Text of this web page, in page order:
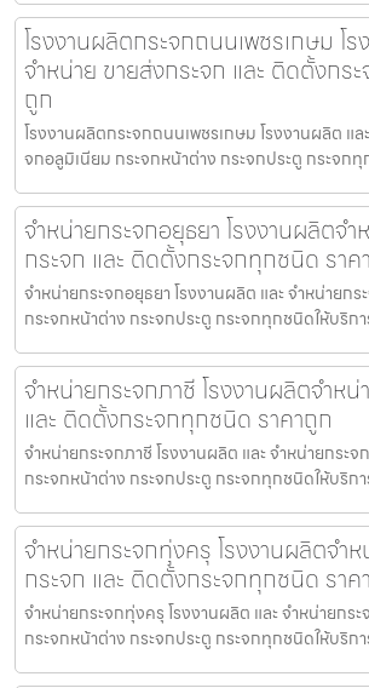
โรงงานผลิตกระจกถนนเพชรเกษม โ
จำหน่าย ขายส่งกระจก และ ติดตั้งกร
ถูก
โรงงานผลิตกระจกถนนเพชรเกษม โรงงานผลิต แล
จกอลูมิเนียม กระจกหน้าต่าง กระจกประตู กระจก
จำหน่ายกระจกอยุธยา โรงงานผลิตจ
กระจก และ ติดตั้งกระจกทุกชนิด ราค
จำหน่ายกระจกอยุธยา โรงงานผลิต และ จำหน่ายก
กระจกหน้าต่าง กระจกประตู กระจกทุกชนิดให้บริก
จำหน่ายกระจกภาชี โรงงานผลิตจำหน่
และ ติดตั้งกระจกทุกชนิด ราคาถูก
จำหน่ายกระจกภาชี โรงงานผลิต และ จำหน่ายกระ
กระจกหน้าต่าง กระจกประตู กระจกทุกชนิดให้บริก
จำหน่ายกระจกทุ่งครุ โรงงานผลิตจำ
กระจก และ ติดตั้งกระจกทุกชนิด ราค
จำหน่ายกระจกทุ่งครุ โรงงานผลิต และ จำหน่ายกร
กระจกหน้าต่าง กระจกประตู กระจกทุกชนิดให้บริกา